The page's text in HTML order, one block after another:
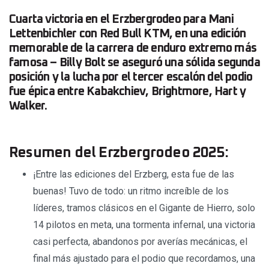
Cuarta victoria en el Erzbergrodeo para Mani
Lettenbichler con Red Bull KTM, en una edición
memorable de la carrera de enduro extremo más
famosa – Billy Bolt se aseguró una sólida segunda
posición y la lucha por el tercer escalón del podio
fue épica entre Kabakchiev, Brightmore, Hart y
Walker.
Resumen del Erzbergrodeo 2025:
¡Entre las ediciones del Erzberg, esta fue de las
buenas! Tuvo de todo: un ritmo increíble de los
líderes, tramos clásicos en el Gigante de Hierro, solo
14 pilotos en meta, una tormenta infernal, una victoria
casi perfecta, abandonos por averías mecánicas, el
final más ajustado para el podio que recordamos, una